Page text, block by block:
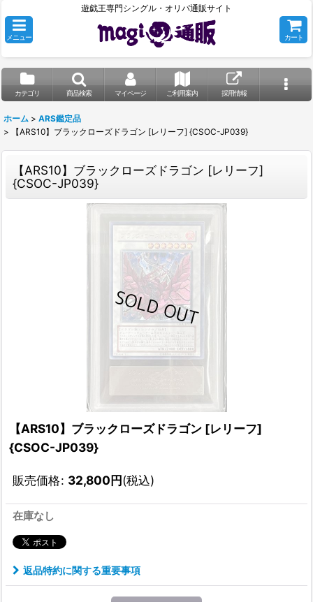
遊戯王専門シングル・オリパ通販サイト
メニュー カート
カテゴリ 商品検索 マイページ ご利用案内 採用情報
ホーム > ARS鑑定品
>
【ARS10】ブラックローズドラゴン [レリーフ] {CSOC-JP039}
【ARS10】ブラックローズドラゴン [レリーフ]
{CSOC-JP039}
【ARS10】ブラックローズドラゴン [レリーフ]
{CSOC-JP039}
販売価格: 32,800円(税込)
在庫なし
返品特約に関する重要事項